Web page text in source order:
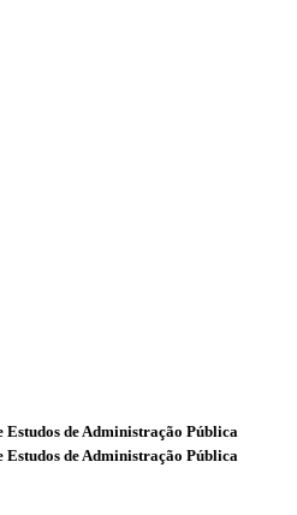
Estudos de Administração Pública
Estudos de Administração Pública